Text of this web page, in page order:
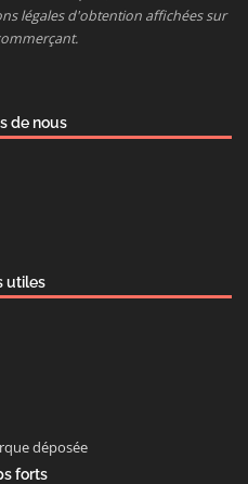
légales d'obtention affichées sur
de nous
utiles
déposée
forts